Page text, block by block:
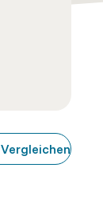
Vergleichen